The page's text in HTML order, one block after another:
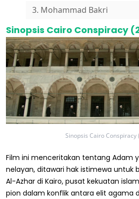
3. Mohammad Bakri
Sinopsis Cairo Conspiracy
Sinopsis Cairo Conspiracy
Film ini menceritakan tentang Adam
nelayan, ditawari hak istimewa untuk
Al-Azhar di Kairo, pusat kekuatan
pion dalam konflik antara elit agama